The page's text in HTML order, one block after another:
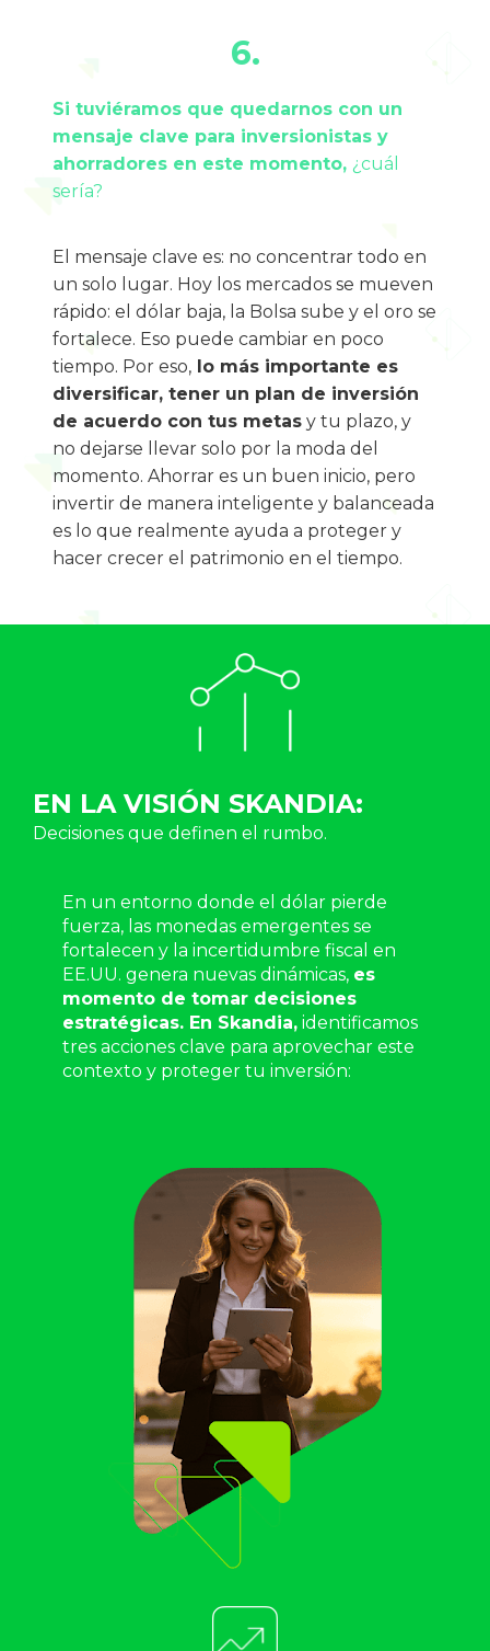
6.
Si tuviéramos que quedarnos con un
mensaje clave para inversionistas y
ahorradores en este momento, ¿cuál
sería?
El mensaje clave es: no concentrar todo en
un solo lugar. Hoy los mercados se mueven
rápido: el dólar baja, la Bolsa sube y el oro se
fortalece. Eso puede cambiar en poco
tiempo. Por eso, lo más importante es
diversificar, tener un plan de inversión
de acuerdo con tus metas y tu plazo, y
no dejarse llevar solo por la moda del
momento. Ahorrar es un buen inicio, pero
invertir de manera inteligente y balanceada
es lo que realmente ayuda a proteger y
hacer crecer el patrimonio en el tiempo.
EN LA VISIÓN SKANDIA:
Decisiones que definen el rumbo.
En un entorno donde el dólar pierde
fuerza, las monedas emergentes se
fortalecen y la incertidumbre fiscal en
EE.UU. genera nuevas dinámicas, es
momento de tomar decisiones
estratégicas. En Skandia, identificamos
tres acciones clave para aprovechar este
contexto y proteger tu inversión: